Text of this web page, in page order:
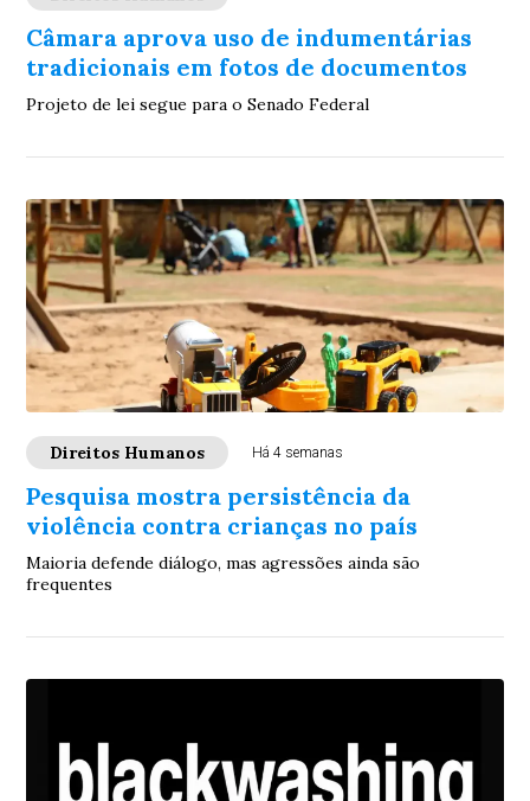
Câmara aprova uso de indumentárias
tradicionais em fotos de documentos
Projeto de lei segue para o Senado Federal
Direitos Humanos Há 4 semanas
Pesquisa mostra persistência da
violência contra crianças no país
Maioria defende diálogo, mas agressões ainda são
frequentes